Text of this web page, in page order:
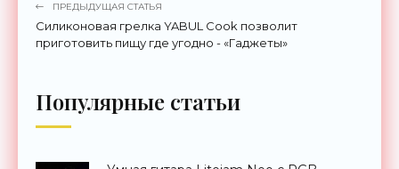
ПРЕДЫДУЩАЯ СТАТЬЯ
Силиконовая грелка YABUL Cook позволит
приготовить пищу где угодно - «Гаджеты»
Популярные статьи